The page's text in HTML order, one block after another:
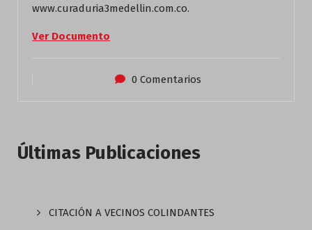
www.curaduria3medellin.com.co.
Ver Documento
0 Comentarios
Últimas Publicaciones
CITACIÓN A VECINOS COLINDANTES